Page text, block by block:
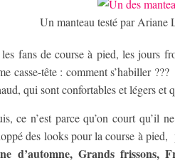
Un manteau testé par Ariane
fans de course à pied, les jours
casse-tête : comment s’habiller
qui sont confortables et légers et
ce n’est parce qu’on court qu’il
des looks pour la course à
d’automne, Grands frissons,